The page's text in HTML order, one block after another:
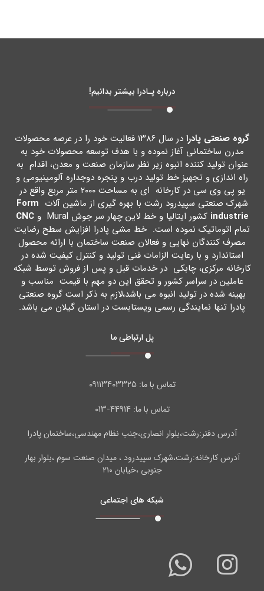
درباره پـادرا بیشتر بدانیم!
گروه صنعتی پادرا
در سال ۱۳۸۶ فعالیت خود را در عرصه محصولات
مدرن ساختمانی آغاز نموده و با هدف توسعه محصولات خود به
عنوان تولید کننده انبوه زیر نظر سازمان صنعت و معدن، اقدام به
راه اندازي و تجهیز خط تولید درب و پنجره دوجداره آلومینیومی و
یو پی وي سی در کارخانه اي به مساحت ۲۰۰۰ متر مربع واقع در
شهرك صنعتی سپیدرود رشت با بهره گیري از ماشین آلات Form
industrie کشور ایتالیا و خط لاین چهار سر جوش Mural و
CNC
تمام اتوماتیک نموده است. خط مشی پادرا افزایش سطح رضایت
مصرف کنندگان نهایی و فعالان صنعت ساختمان با ارائه محصول
استاندارد و با رعایت الزامات فنی تولید و کنترل کیفیت شده در
کارخانه مرکزي، چابکی در خدمات قبل و پس از فروش توسط شبکه
عاملین در سراسر کشور و تحقق این دو مهم با قیمت مناسب و
بهینه شده در تولید انبوه می باشد،لازم به ذکر است گروه صنعتی
پادرا تنها نمایندگی رسمی ویستابست در استان گیلان می باشد.
پل ارتباطی ما
تماس با ما:۰۹۱۱۳۴۰۳۳۲۵
تماس با ما: ۴۴۹۱۴-۰۱۳
آدرس دفتر:رشت،بلوار انصاری،جنب نظام مهندسی،ساختمان پادرا
آدرس کارخانه:رشت،شهرک سپیدرود ، میدان صنعت سوم ،بلوار بهار
جنوبی ،خیابان ۲۱۰
شبکه های اجتماعی